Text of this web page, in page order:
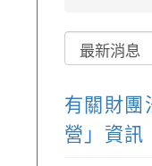
有關財團
營」資訊